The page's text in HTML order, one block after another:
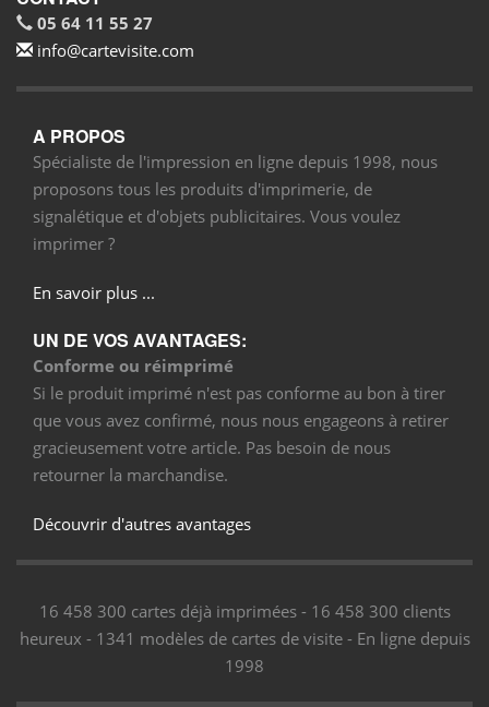
05 64 11 55 27
info@cartevisite.com
A PROPOS
Spécialiste de l'impression en ligne depuis 1998, nous
proposons tous les produits d'imprimerie, de
signalétique et d'objets publicitaires. Vous voulez
imprimer ?
En savoir plus ...
UN DE VOS AVANTAGES:
Conforme ou réimprimé
Si le produit imprimé n'est pas conforme au bon à tirer
que vous avez confirmé, nous nous engageons à retirer
gracieusement votre article. Pas besoin de nous
retourner la marchandise.
Découvrir d'autres avantages
16 458 300 cartes déjà imprimées - 16 458 300 clients
heureux - 1341 modèles de cartes de visite - En ligne depuis
1998